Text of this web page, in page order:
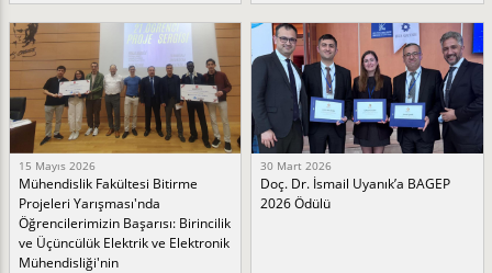
15 Mayıs 2026
Mühendislik Fakültesi Bitirme
Projeleri Yarışması'nda
Öğrencilerimizin Başarısı: Birincilik
ve Üçüncülük Elektrik ve Elektronik
Mühendisliği'nin
30 Mart 2026
Doç. Dr. İsmail Uyanık’a BAGEP
2026 Ödülü